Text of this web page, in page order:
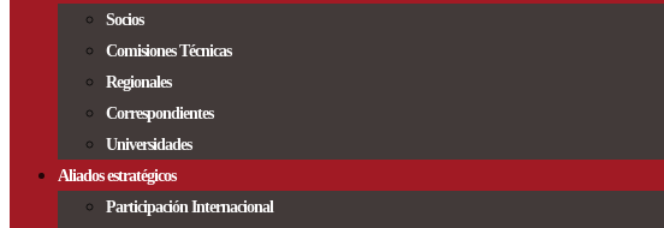
Socios
Comisiones Técnicas
Regionales
Correspondientes
Universidades
Aliados estratégicos
Participación Internacional